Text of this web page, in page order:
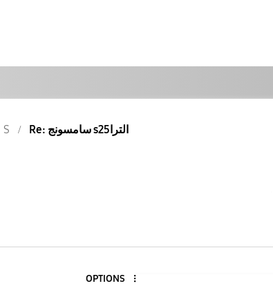
جالاكسى S Re: سامسونج s25الترا
OPTIONS